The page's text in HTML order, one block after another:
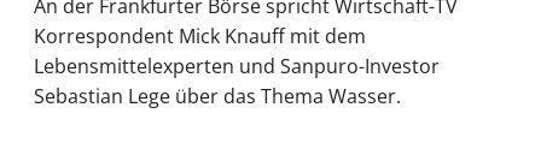
An der Frankfurter Börse spricht Wirtschaft-TV
Korrespondent Mick Knauff mit dem
Lebensmittelexperten und Sanpuro-Investor
Sebastian Lege über das Thema Wasser.